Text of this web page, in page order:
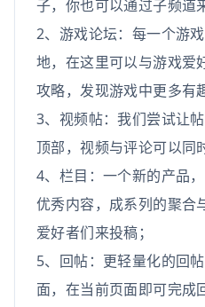
子，你也可以通过子频道
2、游戏论坛：每一个游
地，在这里可以与游戏爱
攻略，发现游戏中更多有
3、视频帖：我们尝试让
顶部，视频与评论可以同
4、栏目：一个新的产品
优秀内容，成系列的聚合
爱好者们来投稿；
5、回帖：更轻量化的回
面，在当前页面即可完成